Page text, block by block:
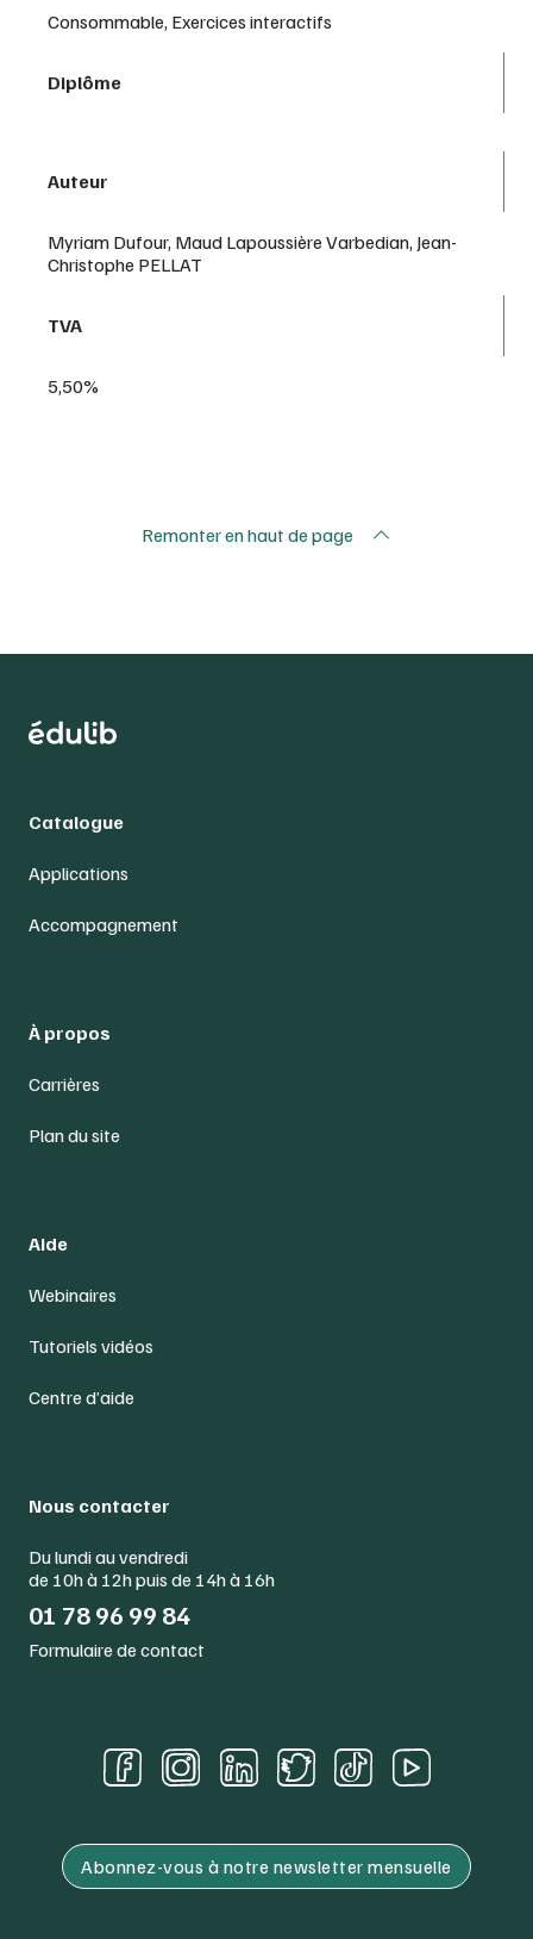
Consommable, Exercices interactifs
Diplôme
Auteur
Myriam Dufour, Maud Lapoussière Varbedian, Jean-
Christophe PELLAT
TVA
5,50%
Remonter en haut de page
Catalogue
Applications
Accompagnement
À propos
Carrières
Plan du site
Aide
Webinaires
Tutoriels vidéos
Centre d’aide
Nous contacter
Du lundi au vendredi
de 10h à 12h puis de 14h à 16h
01 78 96 99 84
Formulaire de contact
Abonnez-vous à notre newsletter mensuelle